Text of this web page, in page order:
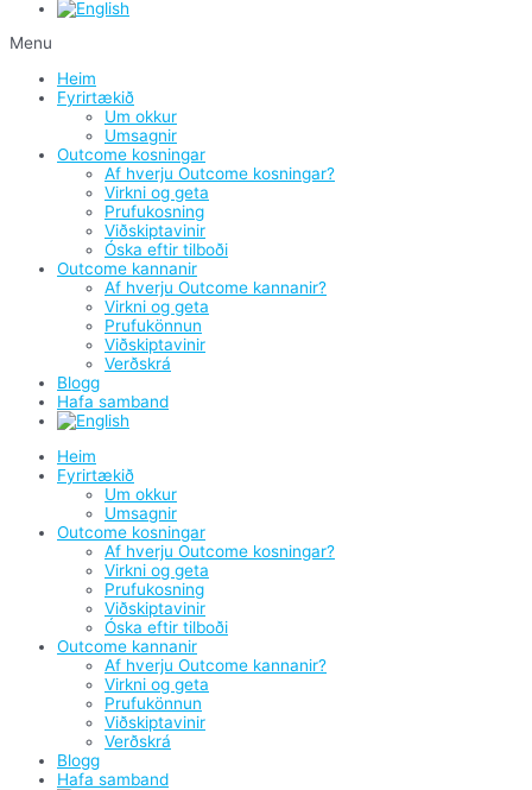
Menu
Heim
Fyrirtækið
Um okkur
Umsagnir
Outcome kosningar
Af hverju Outcome kosningar?
Virkni og geta
Prufukosning
Viðskiptavinir
Óska eftir tilboði
Outcome kannanir
Af hverju Outcome kannanir?
Virkni og geta
Prufukönnun
Viðskiptavinir
Verðskrá
Blogg
Hafa samband
Heim
Fyrirtækið
Um okkur
Umsagnir
Outcome kosningar
Af hverju Outcome kosningar?
Virkni og geta
Prufukosning
Viðskiptavinir
Óska eftir tilboði
Outcome kannanir
Af hverju Outcome kannanir?
Virkni og geta
Prufukönnun
Viðskiptavinir
Verðskrá
Blogg
Hafa samband